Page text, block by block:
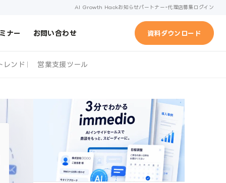
AI Growth Hackお知らせパートナー・代理店募集ログイン
ナー お問い合わせ 資料ダウンロード
レンド 営業支援ツール